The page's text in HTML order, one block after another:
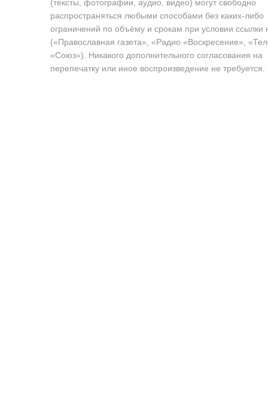
(тексты, фотографии, аудио, видео) могут свободно
распространяться любыми способами без каких-либо
ограничений по объёму и срокам при условии ссылки
(«Православная газета», «Радио «Воскресение»,
«Союз»). Никакого дополнительного согласования на
перепечатку или иное воспроизведение не требуется.